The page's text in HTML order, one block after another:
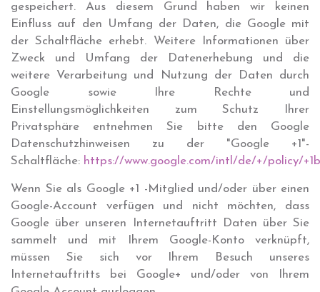
gespeichert. Aus diesem Grund haben wir keinen
Einfluss auf den Umfang der Daten, die Google mit
der Schaltfläche erhebt. Weitere Informationen über
Zweck und Umfang der Datenerhebung und die
weitere Verarbeitung und Nutzung der Daten durch
Google sowie Ihre Rechte und
Einstellungsmöglichkeiten zum Schutz Ihrer
Privatsphäre entnehmen Sie bitte den Google
Datenschutzhinweisen zu der "Google +1"-
Schaltfläche: https://www.google.com/intl/de/+/policy/
Wenn Sie als Google +1 -Mitglied und/oder über einen
Google-Account verfügen und nicht möchten, dass
Google über unseren Internetauftritt Daten über Sie
sammelt und mit Ihrem Google-Konto verknüpft,
müssen Sie sich vor Ihrem Besuch unseres
Internetauftritts bei Google+ und/oder von Ihrem